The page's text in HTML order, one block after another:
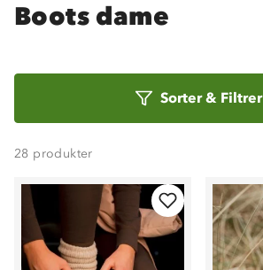
Boots dame
Sorter& Filtrer
28 produkter